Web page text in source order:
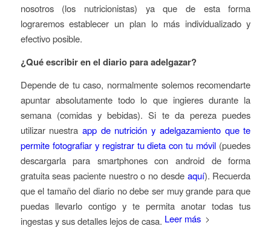
nosotros (los nutricionistas) ya que de esta forma
lograremos establecer un plan lo más individualizado y
efectivo posible.
¿Qué escribir en el diario para adelgazar?
Depende de tu caso, normalmente solemos recomendarte
apuntar absolutamente todo lo que ingieres durante la
semana (comidas y bebidas). Si te da pereza puedes
utilizar nuestraapp de nutrición y adelgazamiento que te
permite fotografiar y registrar tu dieta con tu móvil (puedes
descargarla para smartphones con android de forma
gratuita seas paciente nuestro o no desde aquí). Recuerda
que el tamaño del diario no debe ser muy grande para que
puedas llevarlo contigo y te permita anotar todas tus
ingestas y sus detalles lejos de casa. Leer más